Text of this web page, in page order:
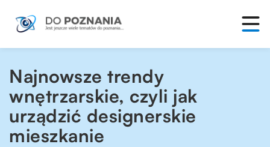
Najnowsze trendy
wnętrzarskie, czyli jak
urządzić designerskie
mieszkanie